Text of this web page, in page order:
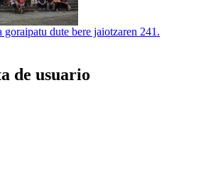
dute bere jaiotzaren 241.
de usuario